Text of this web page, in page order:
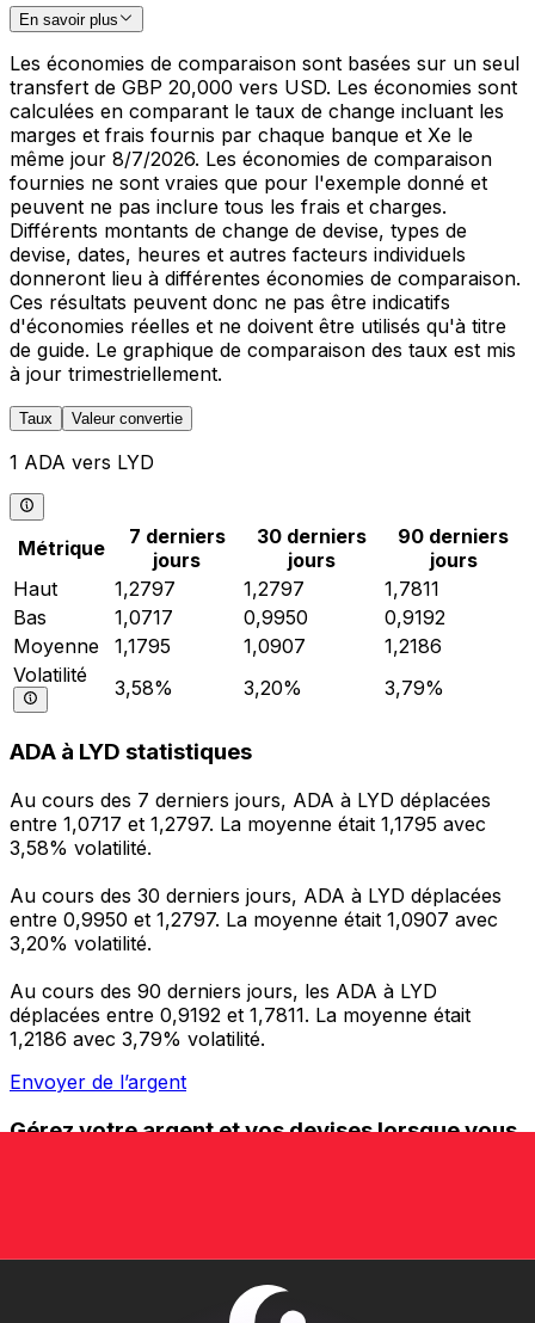
En savoir plus
Les économies de comparaison sont basées sur un seul
transfert de GBP 20,000 vers USD. Les économies sont
calculées en comparant le taux de change incluant les
marges et frais fournis par chaque banque et Xe le
même jour 8/7/2026. Les économies de comparaison
fournies ne sont vraies que pour l'exemple donné et
peuvent ne pas inclure tous les frais et charges.
Différents montants de change de devise, types de
devise, dates, heures et autres facteurs individuels
donneront lieu à différentes économies de comparaison.
Ces résultats peuvent donc ne pas être indicatifs
d'économies réelles et ne doivent être utilisés qu'à titre
de guide. Le graphique de comparaison des taux est mis
à jour trimestriellement.
Taux Valeur convertie
1 ADA vers LYD
Métrique
7 derniers
jours
30 derniers
jours
90 derniers
jours
Haut
1,2797 1,2797
1,7811
Bas
1,0717 0,9950
0,9192
Moyenne
1,1795 1,0907
1,2186
Volatilité
3,58% 3,20% 3,79%
ADA à LYD statistiques
Au cours des 7 derniers jours, ADA à LYD déplacées
entre 1,0717 et 1,2797. La moyenne était 1,1795 avec
3,58% volatilité.
Au cours des 30 derniers jours, ADA à LYD déplacées
entre 0,9950 et 1,2797. La moyenne était 1,0907 avec
3,20% volatilité.
Au cours des 90 derniers jours, les ADA à LYD
déplacées entre 0,9192 et 1,7811. La moyenne était
1,2186 avec 3,79% volatilité.
Envoyer de l’argent
Gérez votre argent et vos devises lorsque vous
et la gestion de vos devises. Convertissez des devises,
l'argent à l'étranger sans frais cachés. Téléchargez